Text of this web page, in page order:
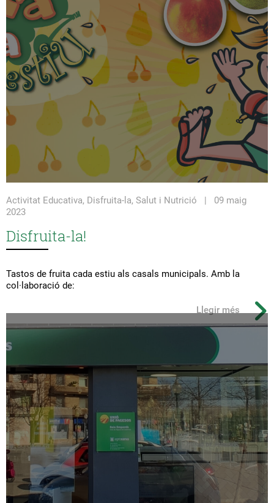
Activitat Educativa, Disfruita-la, Salut i Nutrició | 09 maig
2023
Disfruita-la!
Tastos de fruita cada estiu als casals municipals. Amb la
col·laboració de:
Llegir més